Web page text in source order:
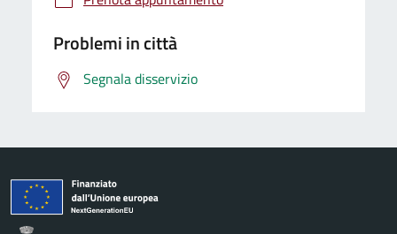
Problemi in città
Segnala disservizio